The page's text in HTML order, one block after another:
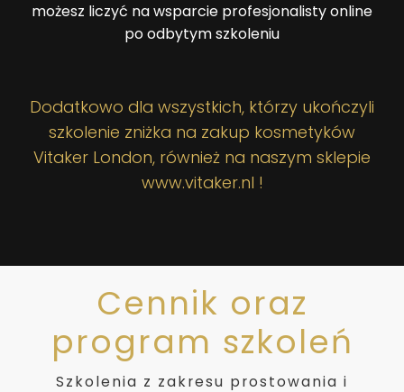
możesz liczyć na wsparcie profesjonalisty online
po odbytym szkoleniu
Dodatkowo dla wszystkich, którzy ukończyli
szkolenie zniżka na zakup kosmetyków
Vitaker London, również na naszym sklepie
www.vitaker.nl !
Cennik oraz
program szkoleń
Szkolenia z zakresu prostowania i